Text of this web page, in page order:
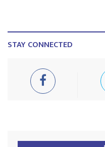
STAY CONNECTED